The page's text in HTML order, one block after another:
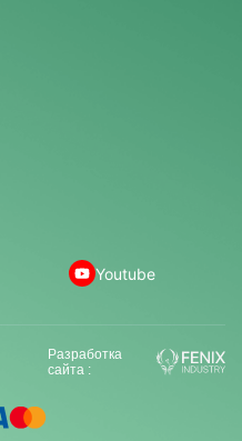
Youtube
Разработка
сайта :